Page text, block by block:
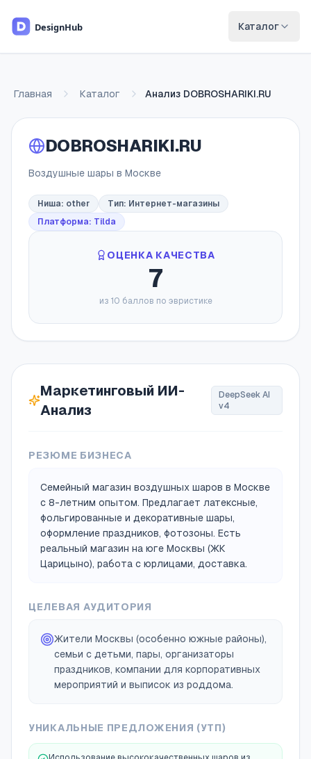
Каталог
Главная Каталог Анализ DOBROSHARIKI.RU
DOBROSHARIKI.RU
Воздушные шары в Москве
Ниша: other Тип: Интернет-магазины
Платформа: Tilda
ОЦЕНКА КАЧЕСТВА
7
из 10 баллов по эвристике
Маркетинговый ИИ-
Анализ
DeepSeek AI
v4
РЕЗЮМЕ БИЗНЕСА
Семейный магазин воздушных шаров в Москве
с 8-летним опытом. Предлагает латексные,
фольгированные и декоративные шары,
оформление праздников, фотозоны. Есть
реальный магазин на юге Москвы (ЖК
Царицыно), работа с юрлицами, доставка.
ЦЕЛЕВАЯ АУДИТОРИЯ
Жители Москвы (особенно южные районы),
семьи с детьми, пары, организаторы
праздников, компании для корпоративных
мероприятий и выписок из роддома.
УНИКАЛЬНЫЕ ПРЕДЛОЖЕНИЯ (УТП)